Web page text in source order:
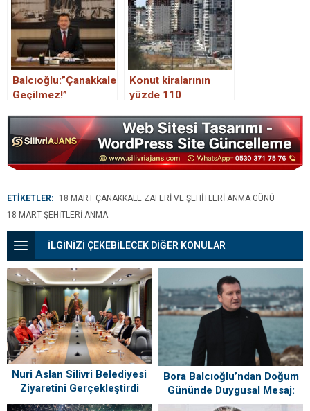
Balcıoğlu:”Çanakkale
Geçilmez!”
Konut kiralarının
yüzde 110
artışta Türkiye
birincisi
ETİKETLER:
18 MART ÇANAKKALE ZAFERI VE ŞEHITLERI ANMA GÜNÜ
18 MART ŞEHITLERI ANMA
İLGİNİZİ ÇEKEBİLECEK DİĞER KONULAR
Nuri Aslan Silivri Belediyesi
Ziyaretini Gerçekleştirdi
Bora Balcıoğlu’ndan Doğum
Gününde Duygusal Mesaj:
“Silivri’mi Çok Özlüyorum”